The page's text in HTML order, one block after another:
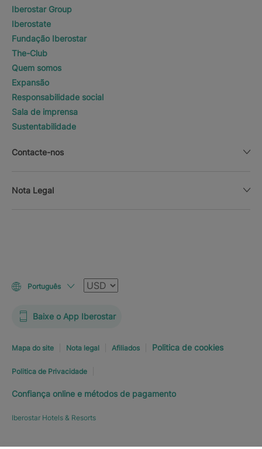
Iberostar Group
Iberostate
Fundação Iberostar
The-Club
Quem somos
Expansão
Responsabilidade social
Sala de imprensa
Sustentabilidade
Contacte-nos
Nota Legal
Português Moeda
Baixe o App Iberostar
Mapa do site Nota legal Afiliados Politica de cookies
Politica de Privacidade
Confiança online e métodos de pagamento
Iberostar Hotels & Resorts